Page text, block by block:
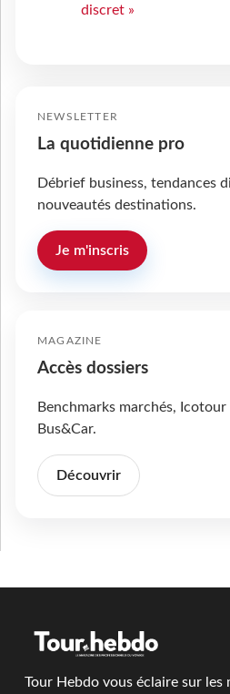
discret »
NEWSLETTER
La quotidienne pro
Débrief business, tendances
nouveautés destinations.
Je m'inscris
MAGAZINE
Accès dossiers
Benchmarks marchés,
Bus&Car.
Découvrir
Tour Hebdo vous éclaire sur les